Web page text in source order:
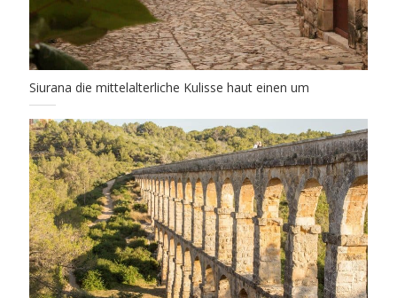
Siurana die mittelalterliche Kulisse haut einen um